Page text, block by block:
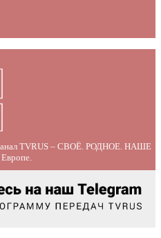
TVRUS – СВОЁ. РОДНОЕ. НАШЕ